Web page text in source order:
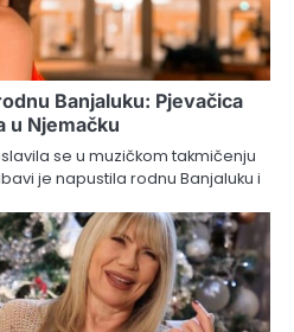
Banjaluku: Pjevačica
u Njemačku
se u muzičkom takmičenju
je napustila rodnu Banjaluku i